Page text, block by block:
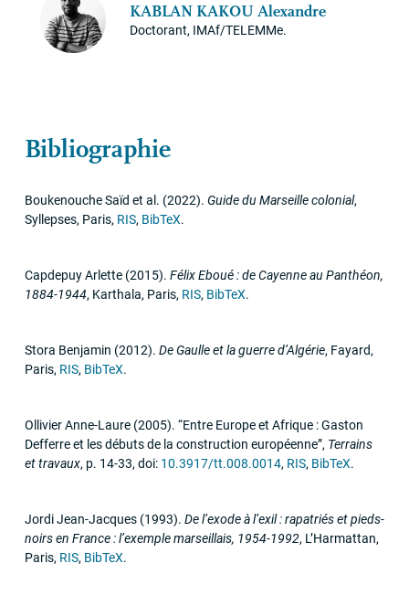
KABLAN KAKOUAlexandre
Doctorant, IMAf/TELEMMe.
Bibliographie
Boukenouche Saïd et al. (2022). Guide du Marseille colonial,
Syllepses, Paris, RIS, BibTeX.
Capdepuy Arlette (2015). Félix Eboué : de Cayenne au Panthéon,
1884-1944, Karthala, Paris, RIS, BibTeX.
Stora Benjamin (2012). De Gaulle et la guerre d’Algérie, Fayard,
Paris, RIS, BibTeX.
Ollivier Anne-Laure (2005). “Entre Europe et Afrique : Gaston
Defferre et les débuts de la construction européenne”, Terrains
et travaux, p. 14-33,doi: 10.3917/tt.008.0014, RIS, BibTeX.
Jordi Jean-Jacques (1993). De l’exode à l’exil : rapatriés et pieds-
noirs en France : l’exemple marseillais, 1954-1992, L’Harmattan,
Paris, RIS, BibTeX.